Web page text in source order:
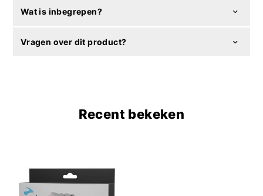
Wat is inbegrepen?
Vragen over dit product?
Recent bekeken